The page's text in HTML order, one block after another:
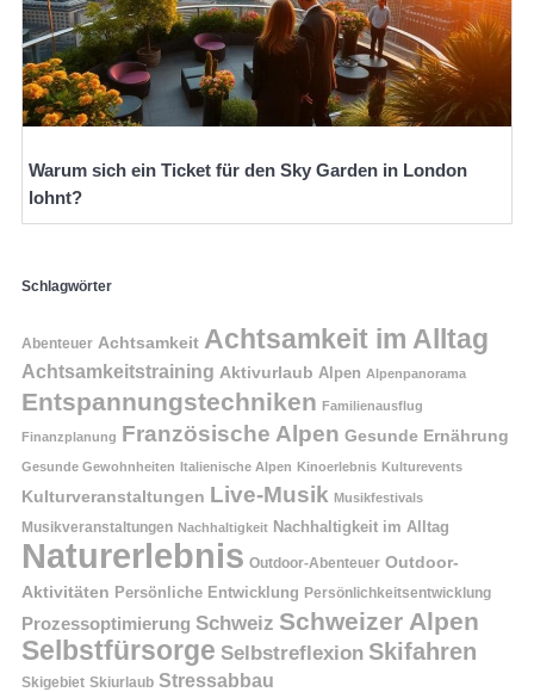
Warum sich ein Ticket für den Sky Garden in London
lohnt?
Schlagwörter
Abenteuer Achtsamkeit Achtsamkeit im Alltag
Achtsamkeitstraining Aktivurlaub Alpen Alpenpanorama
Entspannungstechniken Familienausflug
Finanzplanung Französische Alpen Gesunde Ernährung
Gesunde Gewohnheiten Italienische Alpen Kinoerlebnis Kulturevents
Kulturveranstaltungen Live-Musik Musikfestivals
Musikveranstaltungen Nachhaltigkeit Nachhaltigkeit im Alltag
Naturerlebnis Outdoor-Abenteuer Outdoor-
Aktivitäten Persönliche Entwicklung Persönlichkeitsentwicklung
Prozessoptimierung Schweiz Schweizer Alpen
Selbstfürsorge Selbstreflexion Skifahren
Skigebiet Skiurlaub Stressabbau